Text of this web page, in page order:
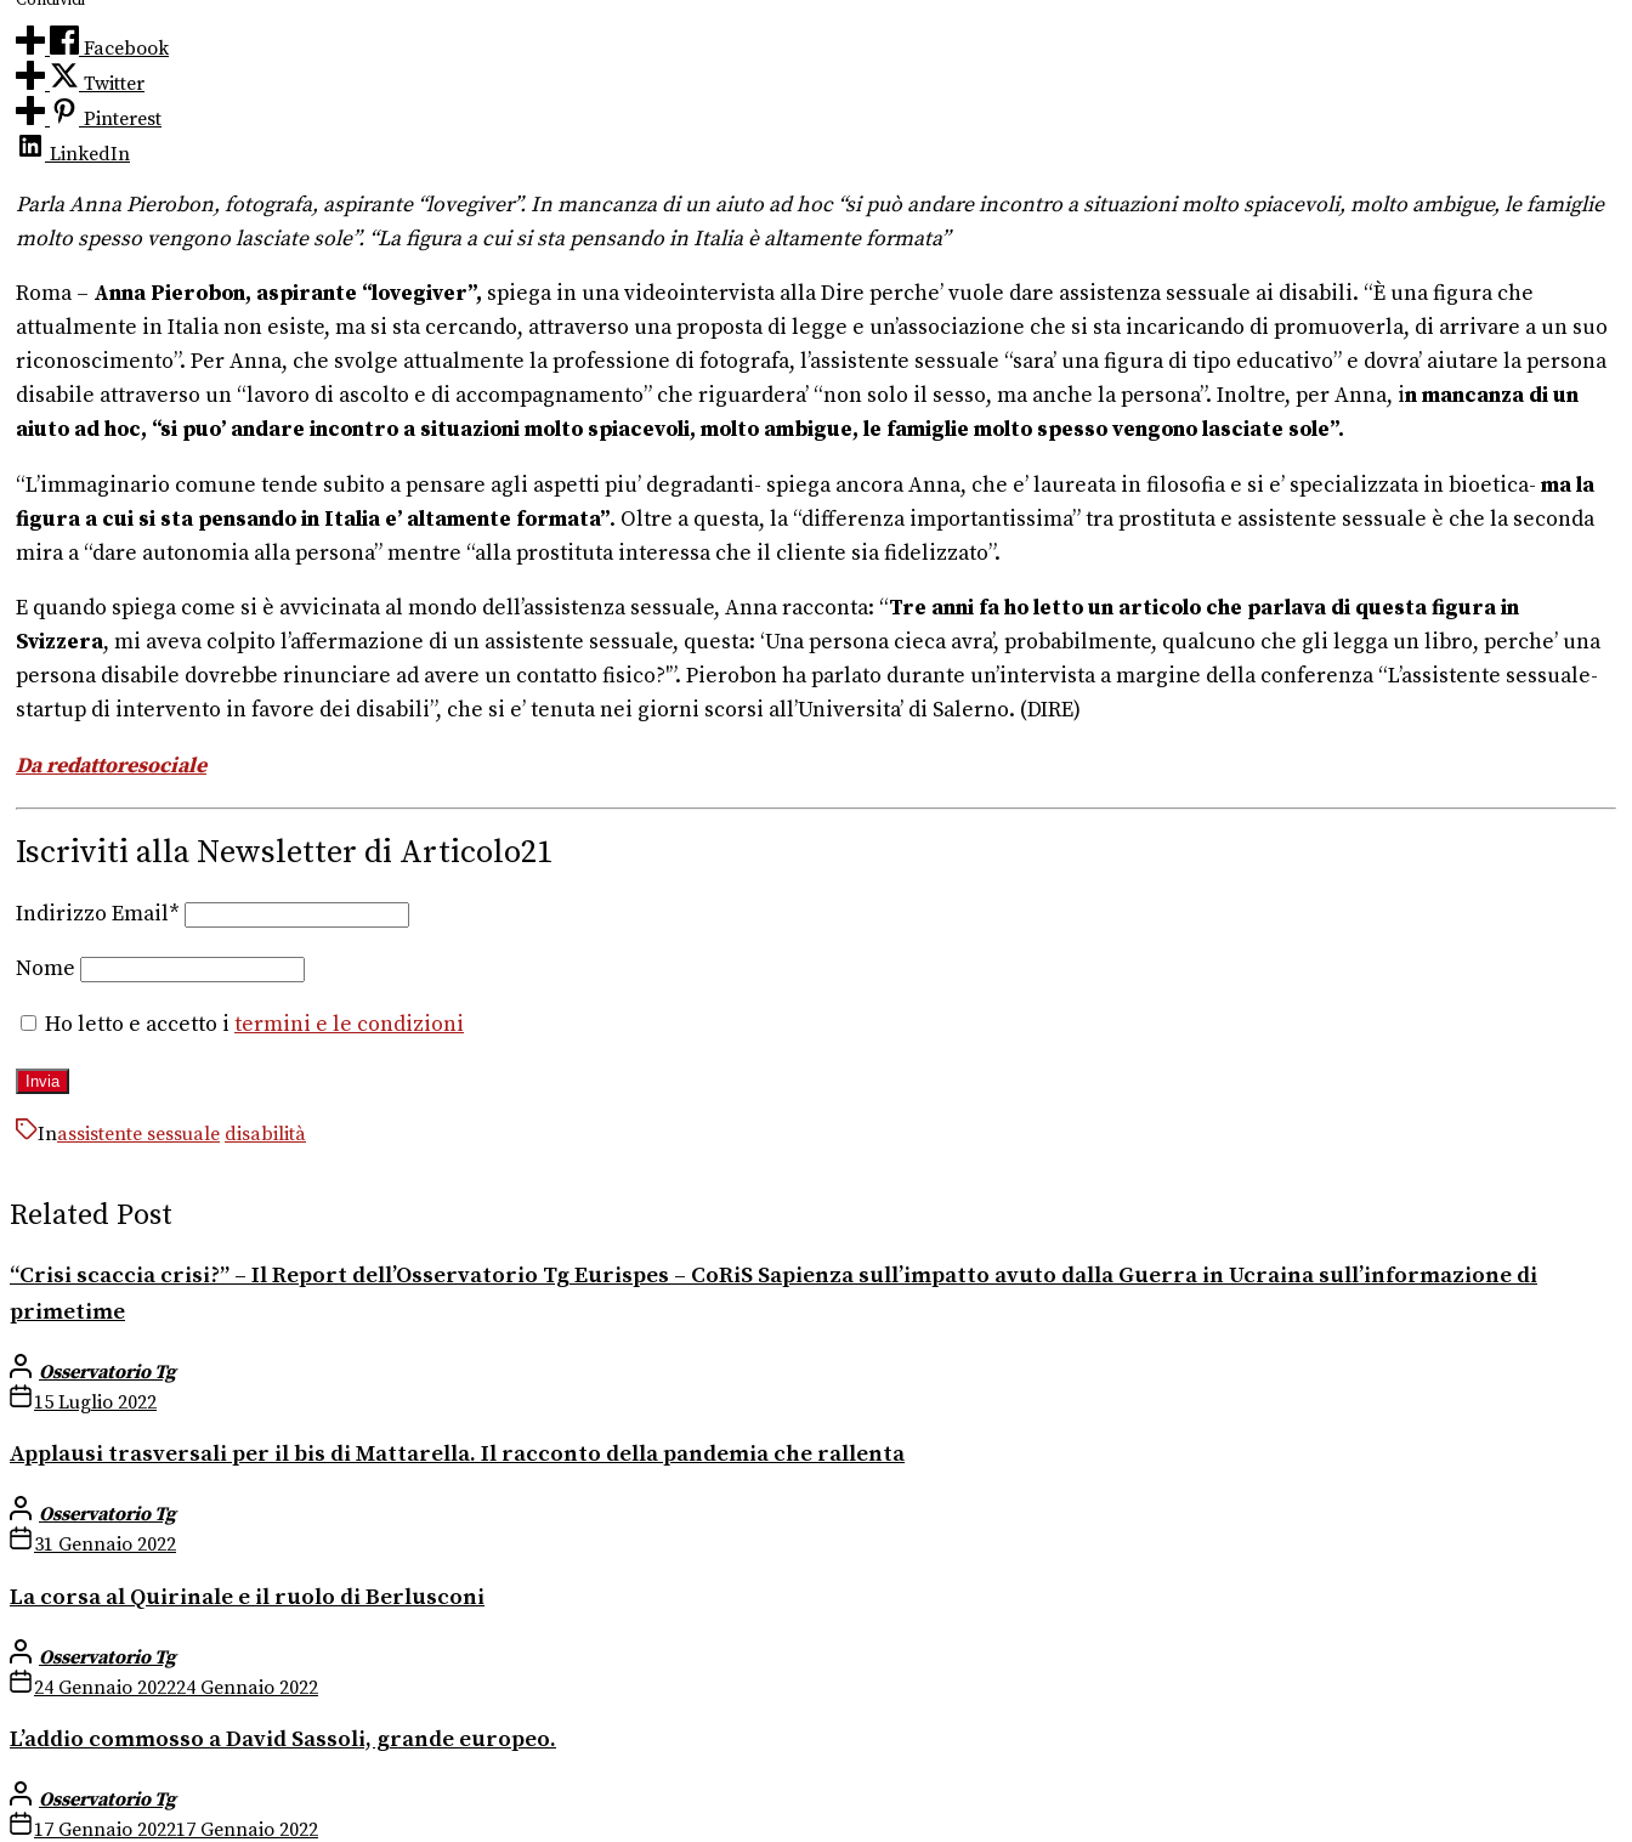
Facebook
Twitter
Pinterest
LinkedIn
Parla Anna Pierobon, fotografa, aspirante “lovegiver”. In mancanza di un aiuto ad hoc “si può andare incontro a situazioni molto spiacevoli, molto ambigue, le famiglie
molto spesso vengono lasciate sole”. “La figura a cui si sta pensando in Italia è altamente formata”
Roma – Anna Pierobon, aspirante “lovegiver”, spiega in una videointervista alla Dire perche’ vuole dare assistenza sessuale ai disabili. “È una figura che
attualmente in Italia non esiste, ma si sta cercando, attraverso una proposta di legge e un’associazione che si sta incaricando di promuoverla, di arrivare a un suo
riconoscimento”. Per Anna, che svolge attualmente la professione di fotografa, l’assistente sessuale “sara’ una figura di tipo educativo” e dovra’ aiutare la persona
disabile attraverso un “lavoro di ascolto e di accompagnamento” che riguardera’ “non solo il sesso, ma anche la persona”. Inoltre, per Anna, in mancanza di un
aiuto ad hoc, “si puo’ andare incontro a situazioni molto spiacevoli, molto ambigue, le famiglie molto spesso vengono lasciate sole”.
“L’immaginario comune tende subito a pensare agli aspetti piu’ degradanti- spiega ancora Anna, che e’ laureata in filosofia e si e’ specializzata in bioetica- ma la
figura a cui si sta pensando in Italia e’ altamente formata”. Oltre a questa, la “differenza importantissima” tra prostituta e assistente sessuale è che la seconda
mira a “dare autonomia alla persona” mentre “alla prostituta interessa che il cliente sia fidelizzato”.
E quando spiega come si è avvicinata al mondo dell’assistenza sessuale, Anna racconta: “Tre anni fa ho letto un articolo che parlava di questa figura in
Svizzera, mi aveva colpito l’affermazione di un assistente sessuale, questa: ‘Una persona cieca avra’, probabilmente, qualcuno che gli legga un libro, perche’ una
persona disabile dovrebbe rinunciare ad avere un contatto fisico?'”. Pierobon ha parlato durante un’intervista a margine della conferenza “L’assistente sessuale-
startup di intervento in favore dei disabili”, che si e’ tenuta nei giorni scorsi all’Universita’ di Salerno. (DIRE)
Da redattoresociale
Iscriviti alla Newsletter di Articolo21
Indirizzo Email*
Nome
Ho letto e accetto i termini e le condizioni
Inassistente sessuale disabilità
Related Post
“Crisi scaccia crisi?” – Il Report dell’Osservatorio Tg Eurispes – CoRiS Sapienza sull’impatto avuto dalla Guerra in Ucraina sull’informazione di
primetime
Osservatorio Tg
15 Luglio 2022
Applausi trasversali per il bis di Mattarella. Il racconto della pandemia che rallenta
Osservatorio Tg
31 Gennaio 2022
La corsa al Quirinale e il ruolo di Berlusconi
Osservatorio Tg
24 Gennaio 202224 Gennaio 2022
L’addio commosso a David Sassoli, grande europeo.
Osservatorio Tg
17 Gennaio 202217 Gennaio 2022